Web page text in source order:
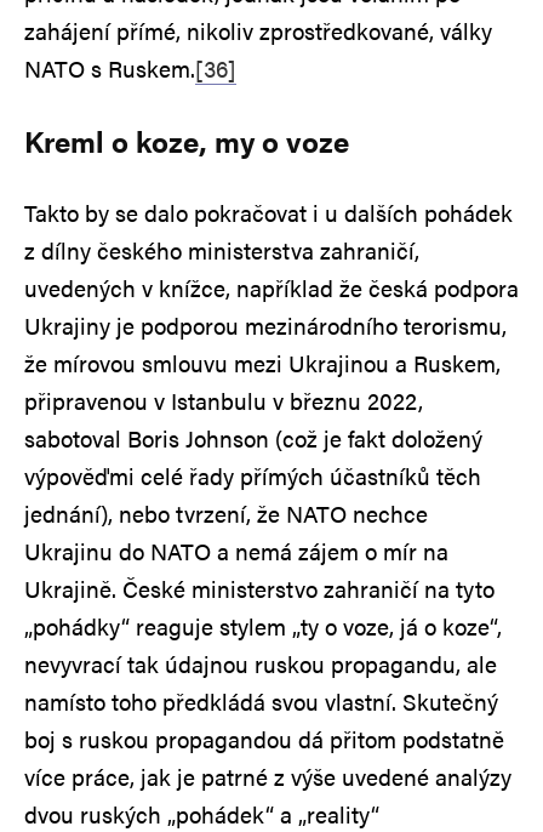
zahájení přímé, nikoliv zprostředkované, války
NATO s Ruskem.[36]
Kreml o koze, my o voze
Takto by se dalo pokračovat i u dalších pohádek
z dílny českého ministerstva zahraničí,
uvedených v knížce, například že česká podpora
Ukrajiny je podporou mezinárodního terorismu,
že mírovou smlouvu mezi Ukrajinou a Ruskem,
připravenou v Istanbulu v březnu 2022,
sabotoval Boris Johnson (což je fakt doložený
výpověďmi celé řady přímých účastníků těch
jednání), nebo tvrzení, že NATO nechce
Ukrajinu do NATO a nemá zájem o mír na
Ukrajině. České ministerstvo zahraničí na tyto
„pohádky“ reaguje stylem „ty o voze, já o koze“,
nevyvrací tak údajnou ruskou propagandu, ale
namísto toho předkládá svou vlastní. Skutečný
boj s ruskou propagandou dá přitom podstatně
více práce, jak je patrné z výše uvedené analýzy
dvou ruských „pohádek“ a „reality“